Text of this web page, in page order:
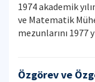
1974 akademik
ve Matematik
mezunlarını 1977
Özgörev ve